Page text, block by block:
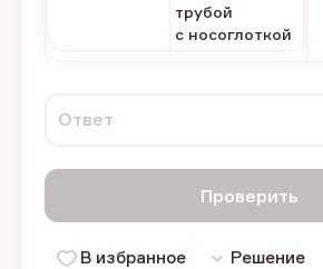
трубой
с носоглоткой
Ответ
Проверить
В избранное Решение